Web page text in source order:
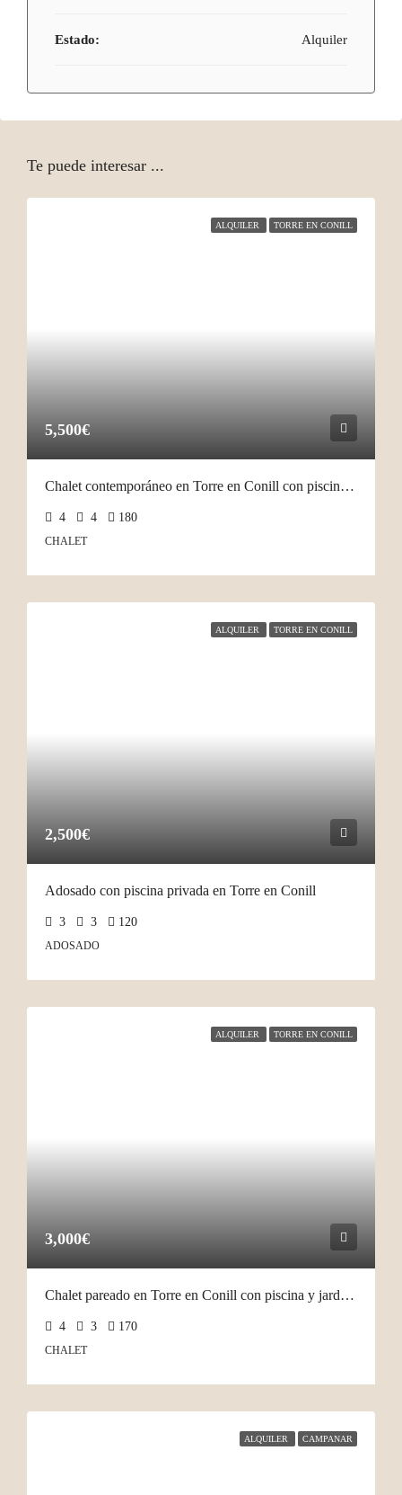
Estado: Alquiler
Te puede interesar ...
ALQUILER TORRE EN CONILL
5,500€
Chalet contemporáneo en Torre en Conill con piscina privada
4 4 180
CHALET
ALQUILER TORRE EN CONILL
2,500€
Adosado con piscina privada en Torre en Conill
3 3 120
ADOSADO
ALQUILER TORRE EN CONILL
3,000€
Chalet pareado en Torre en Conill con piscina y jardín privado
4 3 170
CHALET
ALQUILER CAMPANAR